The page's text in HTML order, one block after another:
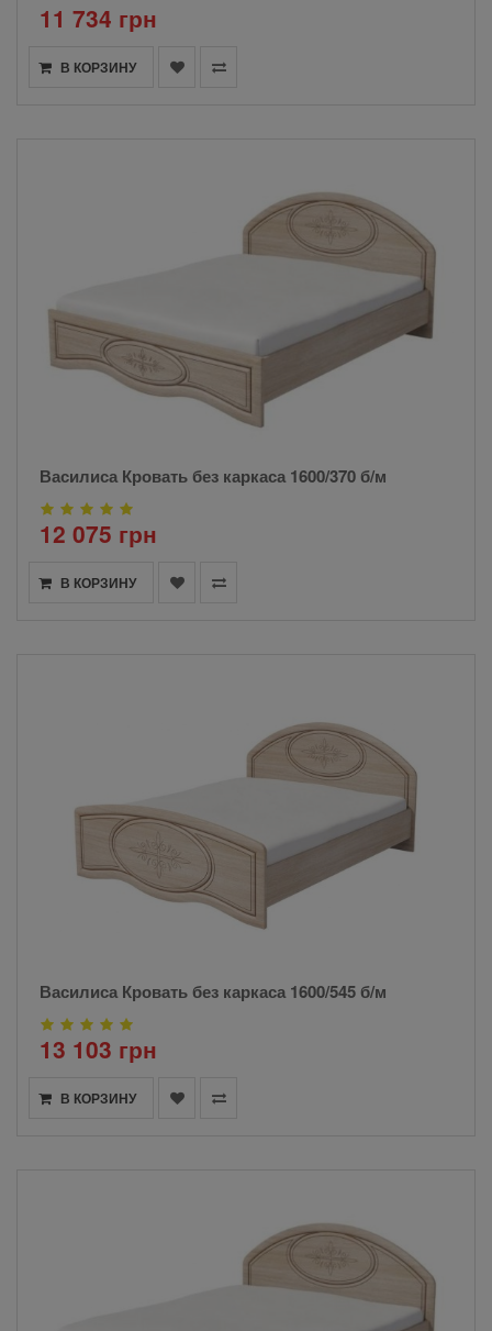
11 734 грн
В КОРЗИНУ
Василиса Кровать без каркаса 1600/370 б/м
12 075 грн
В КОРЗИНУ
Василиса Кровать без каркаса 1600/545 б/м
13 103 грн
В КОРЗИНУ